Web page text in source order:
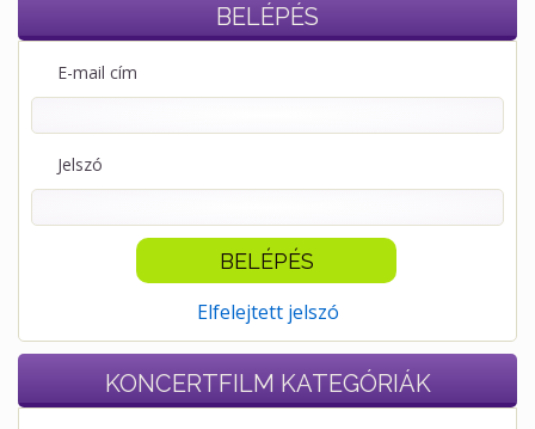
BELÉPÉS
E-mail cím
Jelszó
Elfelejtett jelszó
KONCERTFILM KATEGÓRIÁK